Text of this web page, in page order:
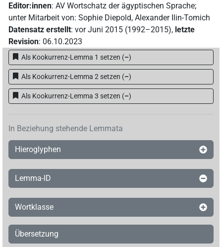
Editor:innen: AV Wortschatz der ägyptischen Sprache;
unter Mitarbeit von: Sophie Diepold, Alexander Ilin-Tomich
Datensatz erstellt: vor Juni 2015 (1992–2015), letzte
Revision: 06.10.2023
Als Kookurrenz-Lemma 1 setzen (–)
Als Kookurrenz-Lemma 2 setzen (–)
Als Kookurrenz-Lemma 3 setzen (–)
In Beziehung stehende Lemmata
Hieroglyphen
Lemma-ID
Wortklasse
Übersetzung